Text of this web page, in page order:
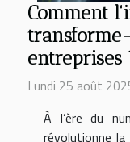
Comment
entreprises
Lundi 25 août
À l’ère du
révolutionne